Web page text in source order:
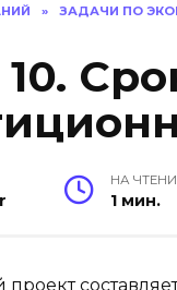
» ЗАДАЧИ ПО
НА
1 мин.